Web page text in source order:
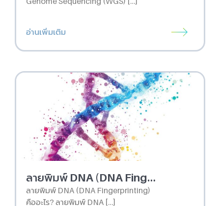
อ่านเพิ่มเติม
ลายพิมพ์ DNA (DNA Fingerprinting) คืออะไร?
ลายพิมพ์ DNA (DNA Fingerprinting)
คืออะไร? ลายพิมพ์ DNA […]